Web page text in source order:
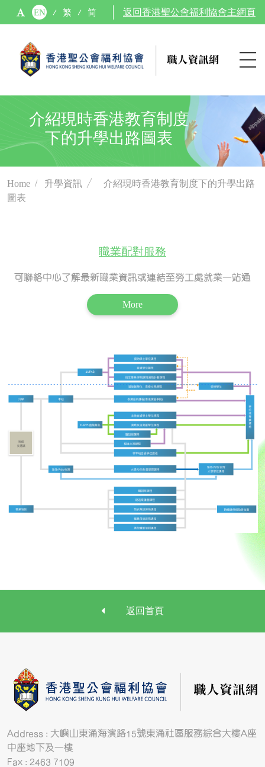
EN 繁 简 返回香港聖公會福利協會主網頁
介紹現時香港教育制度
下的升學出路圖表
Home / 升學資訊 ／
介紹現時香港教育制度下的升學出路
圖表
職業配對服務
可聯絡中心了解最新職業資訊或連結至勞工處就業一站通
More
返回首頁
Address : 大嶼山東涌海濱路15號東涌社區服務綜合大樓A座
中座地下及一樓
Fax : 2463 7109